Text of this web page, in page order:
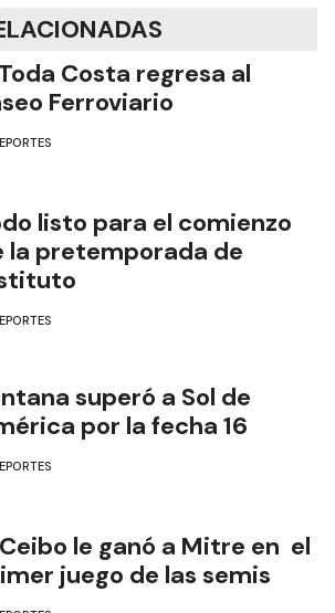
Costa regresa al
Ferroviario
listo para el comienzo
la pretemporada de
superó a Sol de
por la fecha 16
le ganó a Mitre en el
juego de las semis